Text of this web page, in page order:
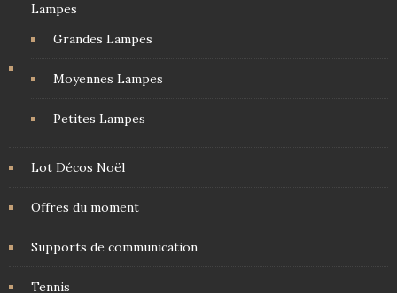
Lampes
Grandes Lampes
Moyennes Lampes
Petites Lampes
Lot Décos Noël
Offres du moment
Supports de communication
Tennis